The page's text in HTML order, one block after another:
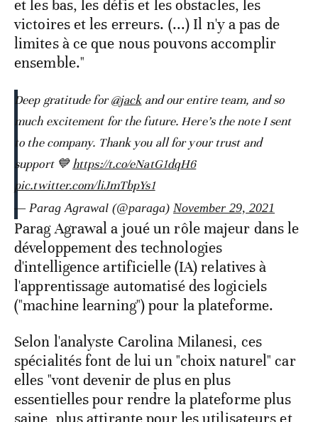
et les bas, les défis et les obstacles, les
victoires et les erreurs. (...) Il n'y a pas de
limites à ce que nous pouvons accomplir
ensemble."
Deep gratitude for@jackand our entire team, and so
much excitement for the future. Here’s the note I sent
to the company. Thank you all for your trust and
support 💙https://t.co/eNatG1dqH6
pic.twitter.com/liJmTbpYs1
— Parag Agrawal (@paraga) November 29, 2021
Parag Agrawal a joué un rôle majeur dans le
développement des technologies
d'intelligence artificielle (IA) relatives à
l'apprentissage automatisé des logiciels
("machine learning") pour la plateforme.
Selon l'analyste Carolina Milanesi, ces
spécialités font de lui un "choix naturel" car
elles "vont devenir de plus en plus
essentielles pour rendre la plateforme plus
saine, plus attirante pour les utilisateurs et